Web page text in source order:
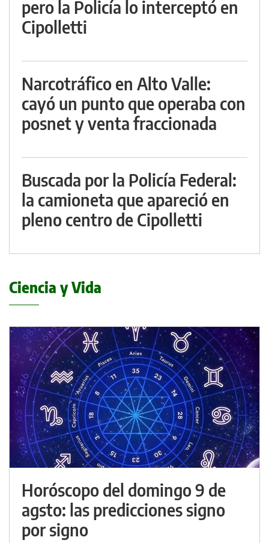
pero la Policía lo interceptó en
Cipolletti
Narcotráfico en Alto Valle:
cayó un punto que operaba con
posnet y venta fraccionada
Buscada por la Policía Federal:
la camioneta que apareció en
pleno centro de Cipolletti
Ciencia y Vida
Horóscopo del domingo 9 de
agsto: las predicciones signo
por signo